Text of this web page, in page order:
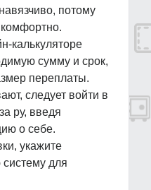
потому
калькуляторе
сумму и срок,
переплаты.
следует войти в
ру, введя
о себе.
укажите
для